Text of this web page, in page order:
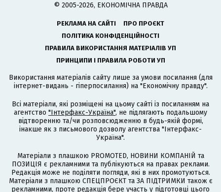
© 2005-2026, ЕКОНОМІЧНА ПРАВДА
РЕКЛАМА НА САЙТІ
ПРО ПРОЄКТ
ПОЛІТИКА КОНФІДЕНЦІЙНОСТІ
ПРАВИЛА ВИКОРИСТАННЯ МАТЕРІАЛІВ УП
ПРИНЦИПИ І ПРАВИЛА РОБОТИ УП
Використання матеріалів сайту лише за умови посилання (для
інтернет-видань - гіперпосилання) на "Економічну правду".
Всі матеріали, які розміщені на цьому сайті із посиланням на
агентство "Інтерфакс-Україна", не підлягають подальшому
відтворенню та/чи розповсюдженню в будь-якій формі,
інакше як з письмового дозволу агентства "Інтерфакс-
Україна".
Матеріали з плашкою PROMOTED, НОВИНИ КОМПАНІЙ та
ПОЗИЦІЯ є рекламними та публікуються на правах реклами.
Редакція може не поділяти погляди, які в них промотуються.
Матеріали з плашкою СПЕЦПРОЄКТ та ЗА ПІДТРИМКИ також є
рекламними, проте редакція бере участь у підготовці цього